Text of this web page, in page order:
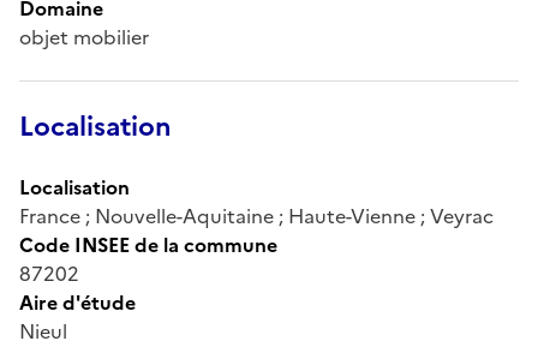
Domaine
objet mobilier
Localisation
Localisation
France ; Nouvelle-Aquitaine ; Haute-Vienne ; Veyrac
Code INSEE de la commune
87202
Aire d'étude
Nieul